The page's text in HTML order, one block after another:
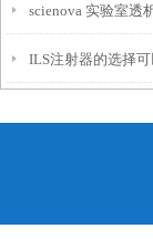
scienova 实验室透
ILS注射器的选择